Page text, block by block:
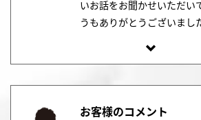
いお話をお聞かせいただい
うもありがとうございまし
お客様のコメント